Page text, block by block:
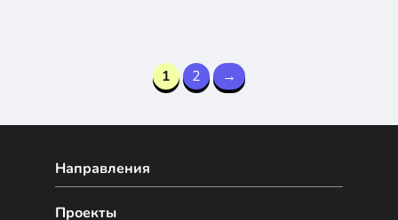
1 2 →
Направления
Проекты